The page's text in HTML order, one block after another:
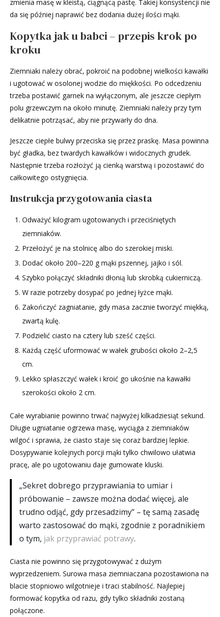
zmienia masę w kleistą, ciągnącą pastę. Takiej konsystencji nie
da się później naprawić bez dodania dużej ilości mąki.
Kopytka jak u babci – przepis krok po
kroku
Ziemniaki należy obrać, pokroić na podobnej wielkości kawałki
i ugotować w osolonej wodzie do miękkości. Po odcedzeniu
trzeba postawić garnek na wyłączonym, ale jeszcze ciepłym
polu grzewczym na około minutę. Ziemniaki należy przy tym
delikatnie potrząsać, aby nie przywarły do dna.
Jeszcze ciepłe bulwy przeciska się przez praskę. Masa powinna
być gładka, bez twardych kawałków i widocznych grudek.
Następnie trzeba rozłożyć ją cienką warstwą i pozostawić do
całkowitego ostygnięcia.
Instrukcja przygotowania ciasta
Odważyć kilogram ugotowanych i przeciśniętych
ziemniaków.
Przełożyć je na stolnicę albo do szerokiej miski.
Dodać około 200–220 g mąki pszennej, jajko i sól.
Szybko połączyć składniki dłonią lub skrobką cukierniczą.
W razie potrzeby dosypać po jednej łyżce mąki.
Zakończyć zagniatanie, gdy masa zacznie tworzyć miękką,
zwartą kulę.
Podzielić ciasto na cztery lub sześć części.
Każdą część uformować w wałek grubości około 2–2,5
cm.
Lekko spłaszczyć wałek i kroić go ukośnie na kawałki
szerokości około 2 cm.
Całe wyrabianie powinno trwać najwyżej kilkadziesiąt sekund.
Długie ugniatanie ogrzewa masę, wyciąga z ziemniaków
wilgoć i sprawia, że ciasto staje się coraz bardziej lepkie.
Dosypywanie kolejnych porcji mąki tylko chwilowo ułatwia
pracę, ale po ugotowaniu daje gumowate kluski.
„Sekret dobrego przyprawiania to umiar i
próbowanie – zawsze można dodać więcej, ale
trudno odjąć, gdy przesadzimy” – tę samą zasadę
warto zastosować do mąki, zgodnie z poradnikiem
o tym, jak przyprawiać potrawy.
Ciasta nie powinno się przygotowywać z dużym
wyprzedzeniem. Surowa masa ziemniaczana pozostawiona na
blacie stopniowo wilgotnieje i traci stabilność. Najlepiej
formować kopytka od razu, gdy tylko składniki zostaną
połączone.